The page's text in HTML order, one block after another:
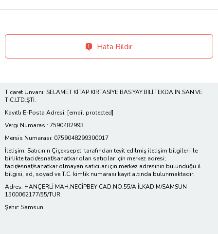
Hata Bildir
Ticaret Ünvanı: SELAMET KİTAP KIRTASİYE BAS.YAY.BİLİ.TEKDA.İN.SAN.VE
TİC.LTD.ŞTİ.
Kayıtlı E-Posta Adresi: [email protected]
Vergi Numarası: 7590482993
Mersis Numarası: 0759048299300017
İletişim: Satıcının Çiçeksepeti tarafından teyit edilmiş iletişim bilgileri ile
birlikte tacir/esnaf/sanatkar olan satıcılar için merkez adresi;
tacir/esnaf/sanatkar olmayan satıcılar için merkez adresinin bulunduğu il
bilgisi, ad, soyad ve T.C. kimlik numarası kayıt altında bulunmaktadır.
Adres: HANÇERLİ MAH.NECİPBEY CAD.NO:55/A İLKADIM/SAMSUN
1500062177/55/TUR
Şehir: Samsun